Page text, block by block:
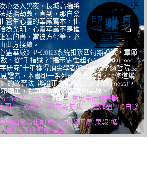
心落入黑夜，長城高牆將
抵擋劫數，直到，那自發
蒼生心靈的華嚴寫本，化
為光明。心靈華嚴不是誰
寫的書，當彼方停筆，必
此方接續。
心霊華厳》Ψ-Ω0123系統扣緊四句辦證法，章節
，從“手指識字”揭示霊性起心(Unconditioned
字研究”十年獲得頂尖學者如中研院李遠哲院長
證者，本書即一系列研究之所證。《修道縱
的修習法: 辯證正念(Dialectical Mindfulness)，
顯正，揚棄導致核心腐敗的宗教。
– Amitāyus ＝ 無思量而臨光轉
＝ 心覺於“果”,無為無我 ─ 靈無盡“因”,自發
驗自發演化的氣,光,我,凈四層“果報”循
逅四象呼應無盡“善因”